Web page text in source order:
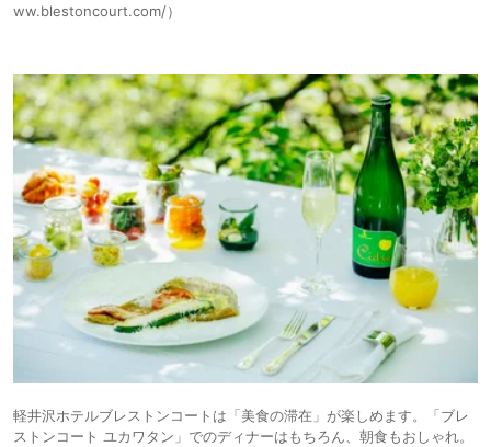
ww.blestoncourt.com/）
軽井沢ホテルブレストンコートは「美食の滞在」が楽しめます。「ブレ
ストンコート ユカワタン」でのディナーはもちろん、朝食もおしゃれ。